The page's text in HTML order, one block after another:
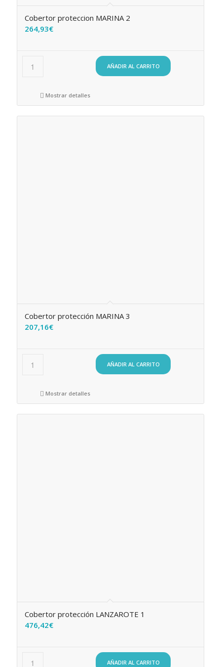
Cobertor proteccion MARINA 2
264,93€
AÑADIR AL CARRITO
Mostrar detalles
Cobertor protección MARINA 3
207,16€
AÑADIR AL CARRITO
Mostrar detalles
Cobertor protección LANZAROTE 1
476,42€
AÑADIR AL CARRITO